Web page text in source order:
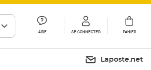
AIDE SE CONNECTER PANIER
Laposte.net